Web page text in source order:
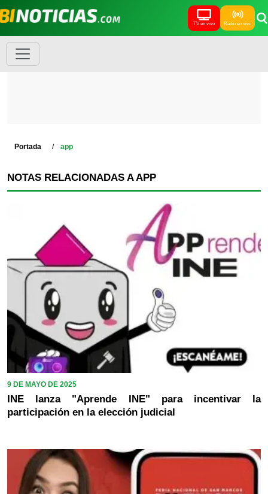
TV en vivo Radio en vivo
Portada app
NOTAS RELACIONADAS A APP
9 DE MAYO DE 2025
INE lanza "Aprende INE" para incentivar la
participación en la elección judicial